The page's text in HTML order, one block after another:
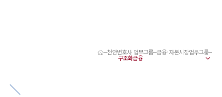
천안형사전문변호사
천안변호사 업무그룹 금융·자본시장업무그룹